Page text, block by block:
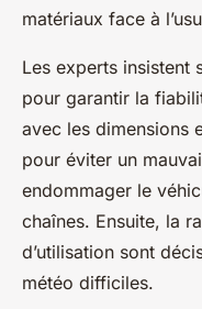
matériaux face à
Les experts insistent
pour garantir la
avec les dimensions
pour éviter un
endommager le
chaînes. Ensuite, la
d’utilisation sont
météo difficiles.